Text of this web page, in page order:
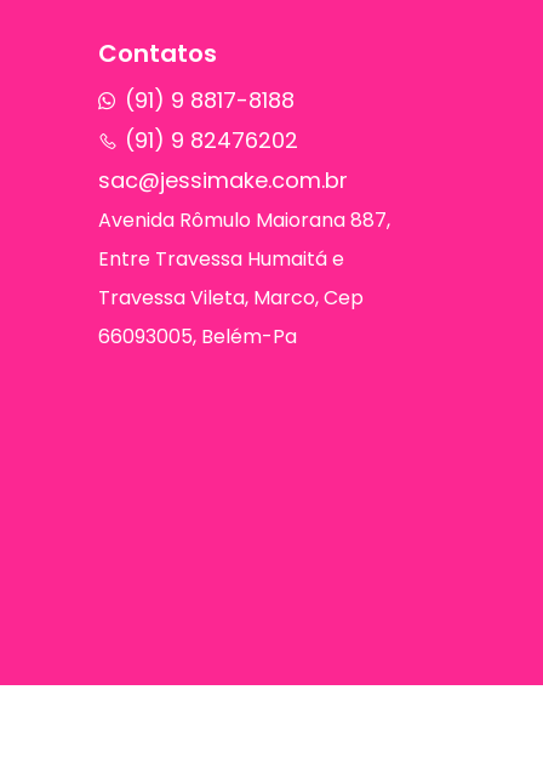
Contatos
(91) 9 8817-8188
(91) 9 82476202
sac@jessimake.com.br
Avenida Rômulo Maiorana 887,
Entre Travessa Humaitá e
Travessa Vileta, Marco, Cep
66093005, Belém-Pa